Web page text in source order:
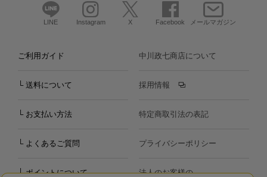
LINE Instagram X Facebook メールマガジン
ご利用ガイド
└ 送料について
└ お支払い方法
└ よくあるご質問
└ ポイントについて
中川政七商店について
採用情報
特定商取引法の表記
プライバシーポリシー
法人のお客様の